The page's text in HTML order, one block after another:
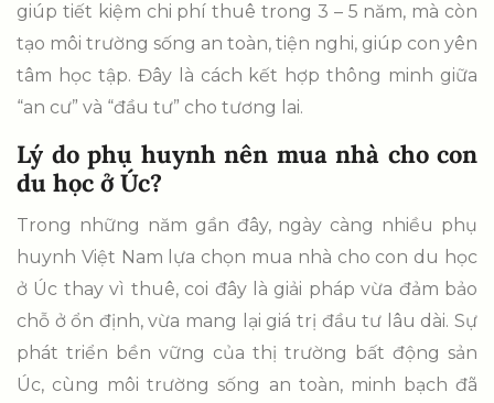
giúp tiết kiệm chi phí thuê trong 3 – 5 năm, mà còn
tạo môi trường sống an toàn, tiện nghi, giúp con yên
tâm học tập. Đây là cách kết hợp thông minh giữa
“an cư” và “đầu tư” cho tương lai.
Lý do phụ huynh nên mua nhà cho con
du học ở Úc?
Trong những năm gần đây, ngày càng nhiều phụ
huynh Việt Nam lựa chọn mua nhà cho con du học
ở Úc thay vì thuê, coi đây là giải pháp vừa đảm bảo
chỗ ở ổn định, vừa mang lại giá trị đầu tư lâu dài. Sự
phát triển bền vững của thị trường bất động sản
Úc, cùng môi trường sống an toàn, minh bạch đã